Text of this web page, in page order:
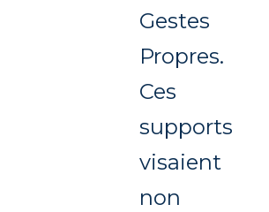
Gestes
Propres.
Ces
supports
visaient
non